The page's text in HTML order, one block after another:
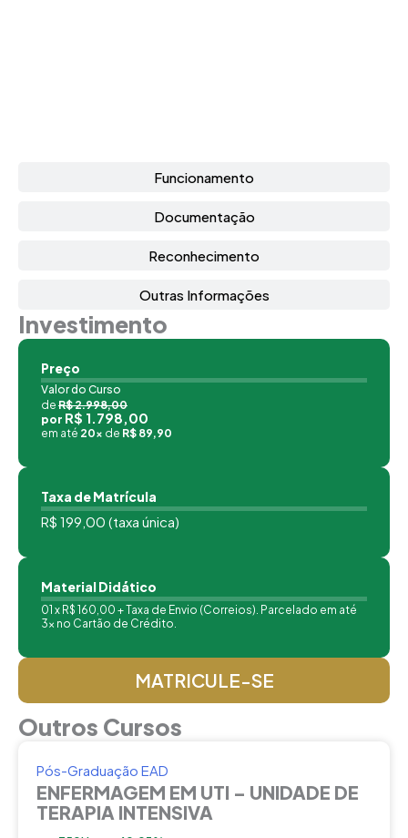
Funcionamento
Documentação
Reconhecimento
Outras Informações
Investimento
Preço
Valor do Curso
de R$ 2.998,00
por R$ 1.798,00
em até 20x de R$ 89,90
Taxa de Matrícula
R$ 199,00 (taxa única)
Material Didático
01 x R$ 160,00 + Taxa de Envio (Correios). Parcelado em até
3x no Cartão de Crédito.
MATRICULE-SE
Outros Cursos
Pós-Graduação EAD
ENFERMAGEM EM UTI – UNIDADE DE
TERAPIA INTENSIVA